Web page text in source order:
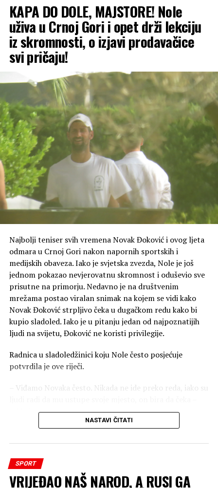
KAPA DO DOLE, MAJSTORE! Nole
uživa u Crnoj Gori i opet drži lekciju
iz skromnosti, o izjavi prodavačice
svi pričaju!
Najbolji teniser svih vremena Novak Đoković i ovog ljeta
odmara u Crnoj Gori nakon napornih sportskih i
medijskih obaveza. Iako je svjetska zvezda, Nole je još
jednom pokazao nevjerovatnu skromnost i oduševio sve
prisutne na primorju. Nedavno je na društvenim
mrežama postao viralan snimak na kojem se vidi kako
Novak Đoković strpljivo čeka u dugačkom redu kako bi
kupio sladoled. Iako je u pitanju jedan od najpoznatijih
ljudi na svijetu, Đoković ne koristi privilegije.
Radnica u sladoledžinici koju Nole često posjećuje
potvrdila je ove riječi.
– Viđamo Novaka često. Nikada ne ide preko reda, iako su
rekla je ona.
javnosti i još jednom dokazao zbog čega ga ljudi širom
svijeta vole i cijene. Koji je Noletov omiljeni sladoled?
Poznato je da se Novak Đoković godinama pridržava
strogog režima ishrane, ali tokom toplih ljetnih dana
NASTAVI ČITATI
SPORT
VRIJEĐAO NAŠ NAROD, A RUSI GA